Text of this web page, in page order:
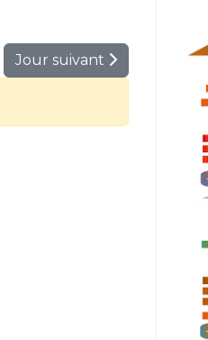
Jour suivant